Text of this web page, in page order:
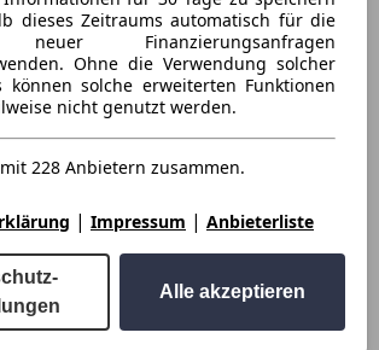
dieses Zeitraums automatisch für die
neuer Finanzierungsanfragen
Ohne die Verwendung solcher
können solche erweiterten Funktionen
nicht genutzt werden.
228 Anbietern zusammen.
| Impressum | Anbieterliste
Alle akzeptieren